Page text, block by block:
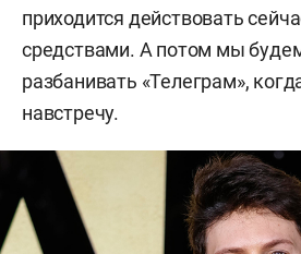
приходится действовать
средствами. А потом мы
разбанивать «Телеграм»,
навстречу.